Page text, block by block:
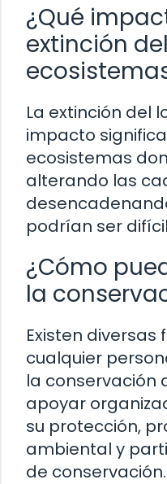
¿Qué
extinción
La extinción del
impacto
ecosistemas
alterando las
podrían ser
¿Cómo
la
Existen diversas
cualquier
la conservación
apoyar
su protección,
ambiental y
de conservación.